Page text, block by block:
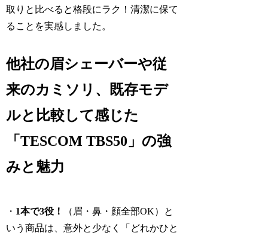
取りと比べると格段にラク！清潔に保て
ることを実感しました。
他社の眉シェーバーや従
来のカミソリ、既存モデ
ルと比較して感じた
「TESCOM TBS50」の強
みと魅力
・ 1本で3役！
（眉・鼻・顔全部OK）と
いう商品は、意外と少なく「どれかひと